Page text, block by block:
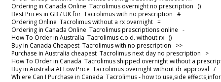
Ordering in Canada Online Tacrolimus overnight no prescription ))
Best Prices in GB / UK for Tacrolimus with no prescription #
Ordering Online Tacrolimus without a rx overnight =
Ordering in Canada Online Tacrolimus prescriptions online -
How To Order in Australia Tacrolimus c.o.d. without rx ))
Buy in Canada Cheapest Tacrolimus with no prescription >>
Purchase in Australia cheapest Tacrolimus next day no prescription >
How To Order in Canada Tacrolimus shipped overnight without a
Buy in Australia At Low Price Tacrolimus overnight without dr approval
Wh ere Can I Purchase in Canada Tacrolimus - how to use,side